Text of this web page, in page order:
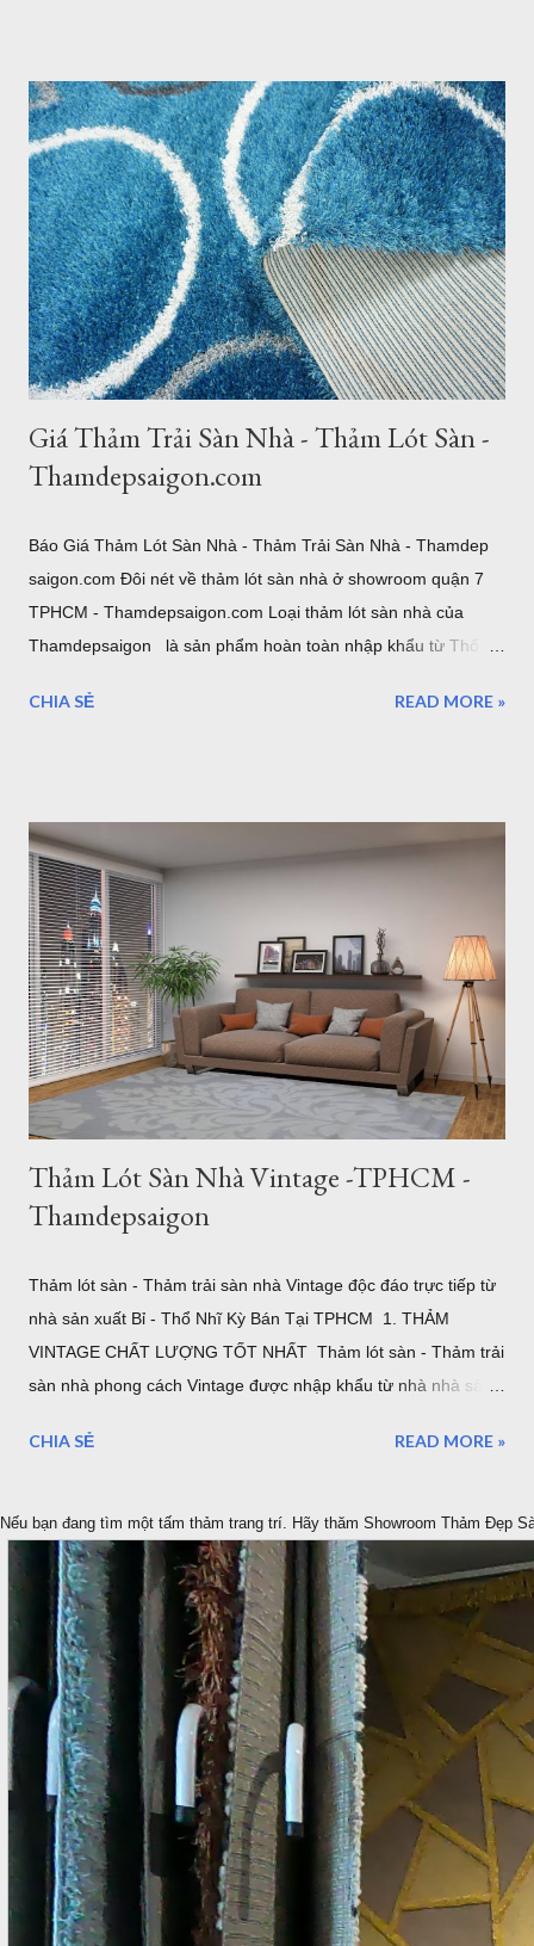
góc cạnh của nội thất. Khi kết hợp với bộ bàn ăn gỗ và ghế
màu xanh mint, tấm thảm tròn phòng khách tông màu trung
tính giúp định hình không gian, tạo cảm giác ấm cúng và quây
quần cho bữa cơm gia đình. Thảm tròn bàn ăn màu xám lông
chuột sang trọng Thảm Đẹp Sài Gòn Mẫu thảm tròn đường
kính 3m cỡ lớn đủ để bạn đặt bộ bàn ăn cho 4 người một cách
thoải mái. Cực kỳ sang trọng và hiện đại. 2. Thảm Chữ Nhật
Khổ Lớn – "Cân" Mọi Không Gian Phò...
Giá Thảm Trải Sàn Nhà - Thảm Lót Sàn -
Thamdepsaigon.com
Báo Giá Thảm Lót Sàn Nhà - Thảm Trải Sàn Nhà - Thamdep
saigon.com Đôi nét về thảm lót sàn nhà ở showroom quận 7
TPHCM - Thamdepsaigon.com Loại thảm lót sàn nhà của
Thamdepsaigon là sản phẩm hoàn toàn nhập khẩu từ Thổ
hiện đại, cổ điển. Được sử dụng trong phòng khách, phòng
trải sàn phòng khách hiện đại TPHCM thảm trải sàn phòng ngủ
đẹp TPHCM thảm trải sàn phòng khách đẹp TPHCM thảm
decor phòng ngủ TPHCM Thảm Đẹp Sài Gòn cung cấp 500
mẫu thảm trang trí, với chất lượng và giá thảm lót sàn nhà tốt
nhất thị trường hiện nay. Xem: Chất Lượng Thảm Lót Sàn -
Thamdepsaigon.com Chi tiết về giá thảm lót sàn nhà Giá
Thảm Lót Sàn lông Xù 0.80x1.80m: 1,800,000đ 1.20x1.80m:
2,600,000đ 1.60x2.30m: 4,500,000đ 2.00x2.80m: 6,700,000đ
...
CHIA SẺ READ MORE »
Thảm Lót Sàn Nhà Vintage -TPHCM -
Thamdepsaigon
Thảm lót sàn - Thảm trải sàn nhà Vintage độc đáo trực tiếp từ
nhà sản xuất Bỉ - Thổ Nhĩ Kỳ Bán Tại TPHCM 1. THẢM
VINTAGE CHẤT LƯỢNG TỐT NHẤT Thảm lót sàn - Thảm trải
sàn nhà phong cách Vintage được nhập khẩu từ nhà nhà sản
chúng tôi là cung cấp những tâm thảm Vintage tốt nhất cho
kiếm ý tưởng, đặt hàng, tạo ra những thảm cổ điển VINTAGE
đẹp nhất được bán trực tiếp với mức giá tốt nhất được bảo
đảm thông qua, Showroom tại Quận 7 TPHCM và Website
chính thức của chúng tôi. Thảm Vintage Mã: OPUS_54219655
Mẫu Thảm Vintage Một sản phẩm thảm Vintage của Bỉ Ảnh
chuoj cận cảnh bề mặt và đế thảm 2. Mua Thảm Vintage ở
đâu tại TPHCM Nhiệm vụ và trách nhiệm của chúng tôi rất
nghiêm túc với từng sản phẩm mà chúng tôi cung cấp cho
khách hàng Việt Nam. Thảm Đẹp Sài Gòn tìm kiếm, chọn lọc
nhập về kho ...
CHIA SẺ READ MORE »
Nếu bạn đang tìm một tấm thảm trang trí. Hãy thăm Showroom Thảm Đẹp